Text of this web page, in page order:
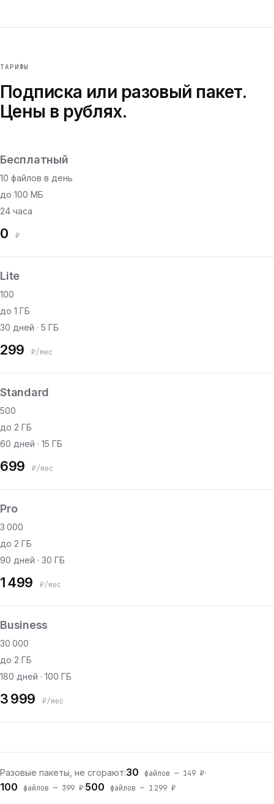
ТАРИФЫ
Подписка или разовый пакет.
Цены в рублях.
Бесплатный
10 файлов в день
до 100 МБ
24 часа
0 ₽
Lite
100
до 1 ГБ
30 дней · 5 ГБ
299 ₽/мес
Standard
500
до 2 ГБ
60 дней · 15 ГБ
699 ₽/мес
Pro
3 000
до 2 ГБ
90 дней · 30 ГБ
1 499 ₽/мес
Business
30 000
до 2 ГБ
180 дней · 100 ГБ
3 999 ₽/мес
Разовые пакеты, не сгорают:30 файлов — 149 ₽·
100 файлов — 399 ₽·500 файлов — 1 299 ₽